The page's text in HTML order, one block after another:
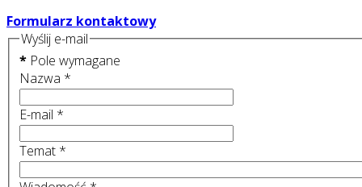
Formularz kontaktowy
Wyślij e-mail
* Pole wymagane
Nazwa *
E-mail *
Temat *